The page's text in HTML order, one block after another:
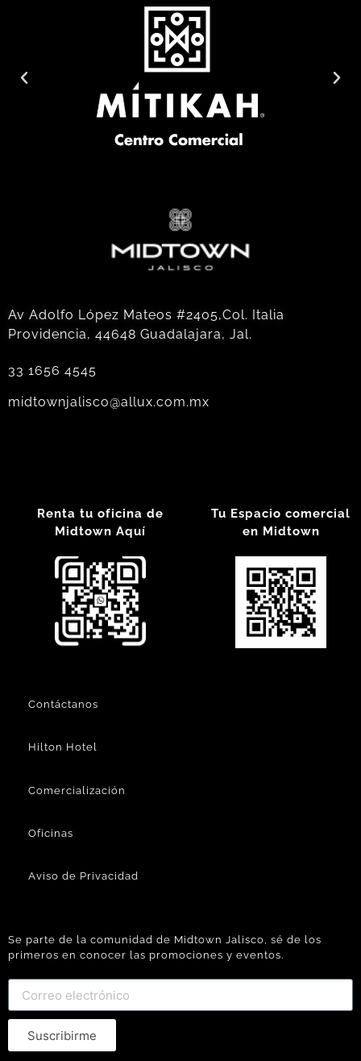
Av Adolfo López Mateos #2405,Col. Italia
Providencia, 44648 Guadalajara, Jal.
33 1656 4545
midtownjalisco@allux.com.mx
Renta tu oficina de
Midtown Aquí
Tu Espacio comercial
en Midtown
Contáctanos
Hilton Hotel
Comercialización
Oficinas
Aviso de Privacidad
Se parte de la comunidad de Midtown Jalisco, sé de los
primeros en conocer las promociones y eventos.
Suscribirme